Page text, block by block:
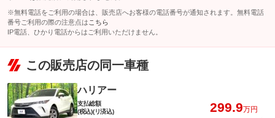
※無料電話をご利用の場合は、販売店へお客様の電話番号が通知されます。無料電話
番号ご利用の際の注意点は こちら
IP電話、ひかり電話からはご利用いただけません。
この販売店の同一車種
ハリアー
支払総額
(税込)(リ済込)
299.9万円